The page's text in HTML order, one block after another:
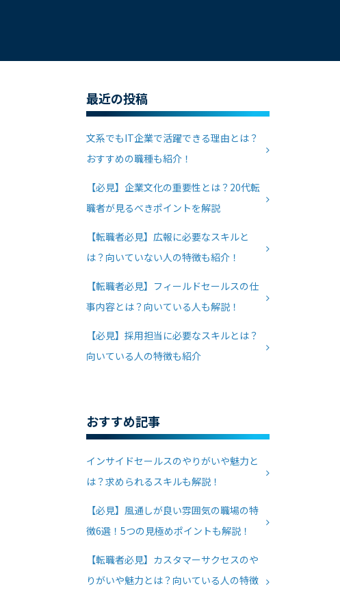
最近の投稿
文系でもIT企業で活躍できる理由とは？
おすすめの職種も紹介！
【必見】企業文化の重要性とは？20代転
職者が見るべきポイントを解説
【転職者必見】広報に必要なスキルと
は？向いていない人の特徴も紹介！
【転職者必見】フィールドセールスの仕
事内容とは？向いている人も解説！
【必見】採用担当に必要なスキルとは？
向いている人の特徴も紹介
おすすめ記事
インサイドセールスのやりがいや魅力と
は？求められるスキルも解説！
【必見】風通しが良い雰囲気の職場の特
徴6選！5つの見極めポイントも解説！
【転職者必見】カスタマーサクセスのや
りがいや魅力とは？向いている人の特徴